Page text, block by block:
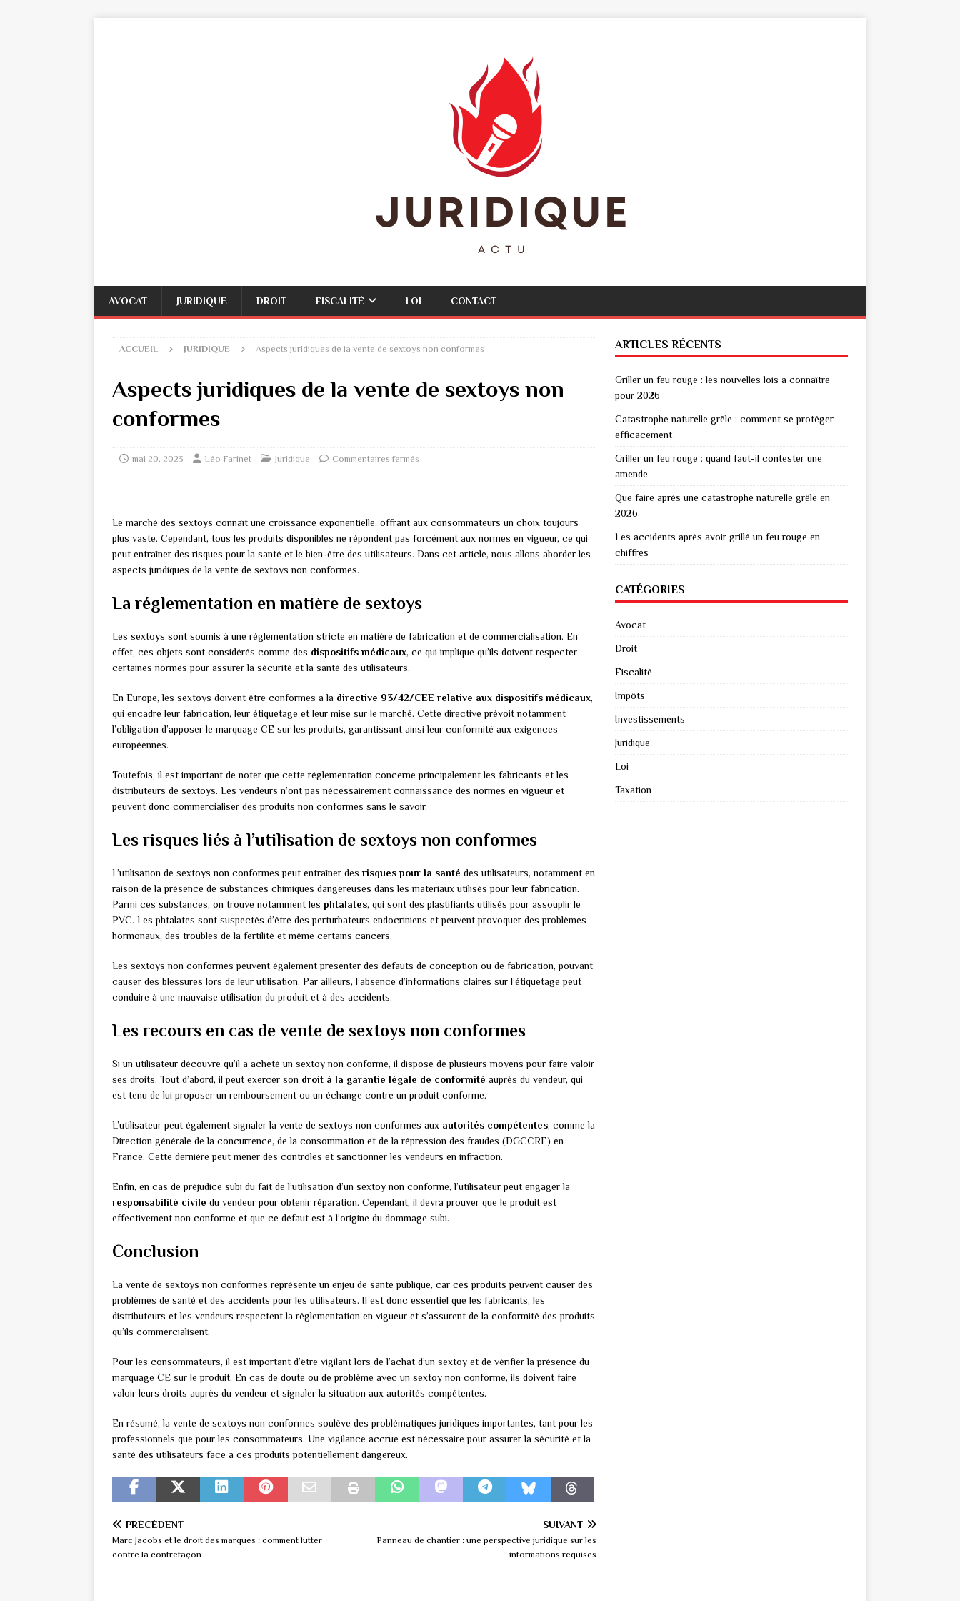
AVOCAT JURIDIQUE DROIT FISCALITÉ LOI CONTACT
ACCUEIL JURIDIQUE Aspects juridiques de la vente de sextoys non conformes
Aspects juridiques de la vente de sextoys non
conformes
mai 20, 2023 Léo Farinet Juridique Commentaires fermés
Le marché des sextoys connaît une croissance exponentielle, offrant aux consommateurs un choix toujours
plus vaste. Cependant, tous les produits disponibles ne répondent pas forcément aux normes en vigueur, ce qui
peut entraîner des risques pour la santé et le bien-être des utilisateurs. Dans cet article, nous allons aborder les
aspects juridiques de la vente de sextoys non conformes.
La réglementation en matière de sextoys
Les sextoys sont soumis à une réglementation stricte en matière de fabrication et de commercialisation. En
effet, ces objets sont considérés comme des dispositifs médicaux, ce qui implique qu’ils doivent respecter
certaines normes pour assurer la sécurité et la santé des utilisateurs.
En Europe, les sextoys doivent être conformes à la directive 93/42/CEE relative aux dispositifs médicaux,
qui encadre leur fabrication, leur étiquetage et leur mise sur le marché. Cette directive prévoit notamment
l’obligation d’apposer le marquage CE sur les produits, garantissant ainsi leur conformité aux exigences
européennes.
Toutefois, il est important de noter que cette réglementation concerne principalement les fabricants et les
distributeurs de sextoys. Les vendeurs n’ont pas nécessairement connaissance des normes en vigueur et
peuvent donc commercialiser des produits non conformes sans le savoir.
Les risques liés à l’utilisation de sextoys non conformes
L’utilisation de sextoys non conformes peut entraîner des risques pour la santé des utilisateurs, notamment en
raison de la présence de substances chimiques dangereuses dans les matériaux utilisés pour leur fabrication.
Parmi ces substances, on trouve notamment les phtalates, qui sont des plastifiants utilisés pour assouplir le
PVC. Les phtalates sont suspectés d’être des perturbateurs endocriniens et peuvent provoquer des problèmes
hormonaux, des troubles de la fertilité et même certains cancers.
Les sextoys non conformes peuvent également présenter des défauts de conception ou de fabrication, pouvant
causer des blessures lors de leur utilisation. Par ailleurs, l’absence d’informations claires sur l’étiquetage peut
conduire à une mauvaise utilisation du produit et à des accidents.
Les recours en cas de vente de sextoys non conformes
Si un utilisateur découvre qu’il a acheté un sextoy non conforme, il dispose de plusieurs moyens pour faire valoir
ses droits. Tout d’abord, il peut exercer son droit à la garantie légale de conformité auprès du vendeur, qui
est tenu de lui proposer un remboursement ou un échange contre un produit conforme.
L’utilisateur peut également signaler la vente de sextoys non conformes aux autorités compétentes, comme la
Direction générale de la concurrence, de la consommation et de la répression des fraudes (DGCCRF) en
France. Cette dernière peut mener des contrôles et sanctionner les vendeurs en infraction.
Enfin, en cas de préjudice subi du fait de l’utilisation d’un sextoy non conforme, l’utilisateur peut engager la
responsabilité civile du vendeur pour obtenir réparation. Cependant, il devra prouver que le produit est
effectivement non conforme et que ce défaut est à l’origine du dommage subi.
Conclusion
La vente de sextoys non conformes représente un enjeu de santé publique, car ces produits peuvent causer des
problèmes de santé et des accidents pour les utilisateurs. Il est donc essentiel que les fabricants, les
distributeurs et les vendeurs respectent la réglementation en vigueur et s’assurent de la conformité des produits
qu’ils commercialisent.
Pour les consommateurs, il est important d’être vigilant lors de l’achat d’un sextoy et de vérifier la présence du
marquage CE sur le produit. En cas de doute ou de problème avec un sextoy non conforme, ils doivent faire
valoir leurs droits auprès du vendeur et signaler la situation aux autorités compétentes.
En résumé, la vente de sextoys non conformes soulève des problématiques juridiques importantes, tant pour les
professionnels que pour les consommateurs. Une vigilance accrue est nécessaire pour assurer la sécurité et la
santé des utilisateurs face à ces produits potentiellement dangereux.
PRÉCÉDENT
Marc Jacobs et le droit des marques : comment lutter
contre la contrefaçon
SUIVANT
Panneau de chantier : une perspective juridique sur les
informations requises
ARTICLES RÉCENTS
Griller un feu rouge : les nouvelles lois à connaître
pour 2026
Catastrophe naturelle grêle : comment se protéger
efficacement
Griller un feu rouge : quand faut-il contester une
amende
Que faire après une catastrophe naturelle grêle en
2026
Les accidents après avoir grillé un feu rouge en
chiffres
CATÉGORIES
Avocat
Droit
Fiscalité
Impôts
Investissements
Juridique
Loi
Taxation